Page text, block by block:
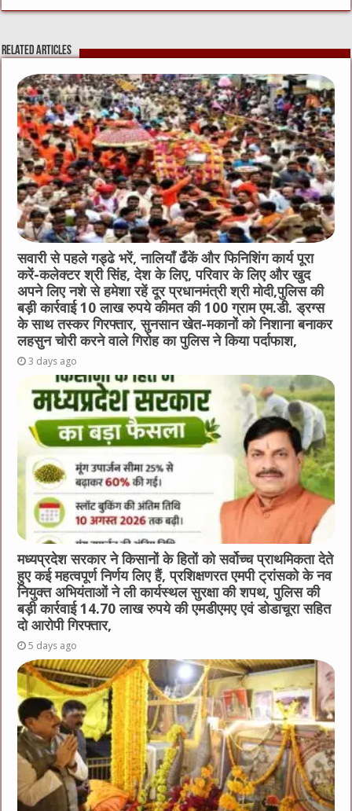
c
e
b
o
o
k
it
te
r
C
h
at
ai
l
ss
e
n
g
er
at
s
A
p
p
Related Articles
सवारी से पहले गड्ढे भरें, नालियाँ ढँकें और फिनिशिंग कार्य पूरा
करें-कलेक्टर श्री सिंह, देश के लिए, परिवार के लिए और खुद
अपने लिए नशे से हमेशा रहें दूर प्रधानमंत्री श्री मोदी,पुलिस की
बड़ी कार्रवाई 10 लाख रुपये कीमत की 100 ग्राम एम.डी. ड्रग्स
के साथ तस्कर गिरफ्तार, सुनसान खेत-मकानों को निशाना बनाकर
लहसुन चोरी करने वाले गिरोह का पुलिस ने किया पर्दाफाश,
3 days ago
मध्यप्रदेश सरकार ने किसानों के हितों को सर्वोच्च प्राथमिकता देते
हुए कई महत्वपूर्ण निर्णय लिए हैं, प्रशिक्षणरत एमपी ट्रांसको के नव
नियुक्त अभियंताओं ने ली कार्यस्थल सुरक्षा की शपथ, पुलिस की
बड़ी कार्रवाई 14.70 लाख रुपये की एमडीएमए एवं डोडाचूरा सहित
दो आरोपी गिरफ्तार,
5 days ago